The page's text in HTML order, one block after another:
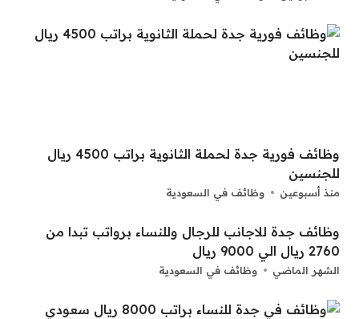
وظائف فورية جدة لحملة الثانوية براتب 4500 ريال
للجنسين
منذ أسبوعين وظائف في السعودية
وظائف جدة للاجانب للرجال وللنساء برواتب تبدا من
2760 ريال الي 9000 ريال
الشهر الماضي وظائف في السعودية